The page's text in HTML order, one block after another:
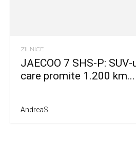
ZILNICE
JAECOO 7 SHS-P:
care promite 1.200 km...
AndreaS